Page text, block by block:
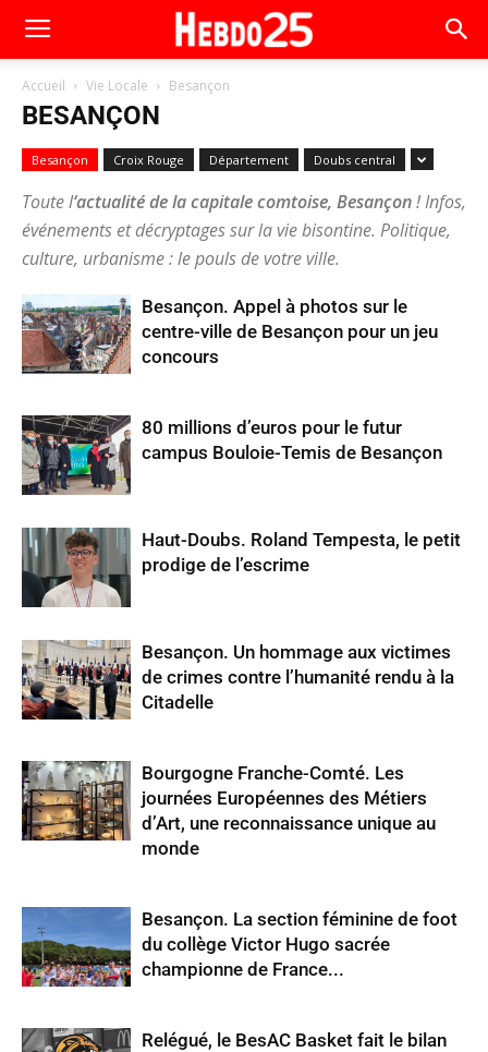
Accueil Vie Locale Besançon
BESANÇON
Besançon Croix Rouge Département Doubs central
Toute l‘actualité de la capitale comtoise, Besançon! Infos,
événements et décryptages sur la vie bisontine. Politique,
culture, urbanisme : le pouls de votre ville.
Besançon. Appel à photos sur le
centre-ville de Besançon pour un jeu
concours
80 millions d’euros pour le futur
campus Bouloie-Temis de Besançon
Haut-Doubs. Roland Tempesta, le petit
prodige de l’escrime
Besançon. Un hommage aux victimes
de crimes contre l’humanité rendu à la
Citadelle
Bourgogne Franche-Comté. Les
journées Européennes des Métiers
d’Art, une reconnaissance unique au
monde
Besançon. La section féminine de foot
du collège Victor Hugo sacrée
championne de France...
Relégué, le BesAC Basket fait le bilan